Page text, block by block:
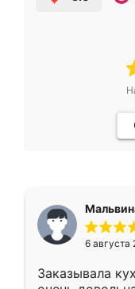
6 августа
Заказывала